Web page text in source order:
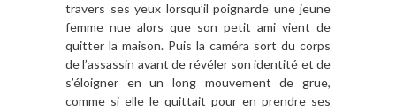
travers ses yeux lorsqu’il poignarde une jeune
femme nue alors que son petit ami vient de
quitter la maison. Puis la caméra sort du corps
de l’assassin avant de révéler son identité et de
s’éloigner en un long mouvement de grue,
comme si elle le quittait pour en prendre ses